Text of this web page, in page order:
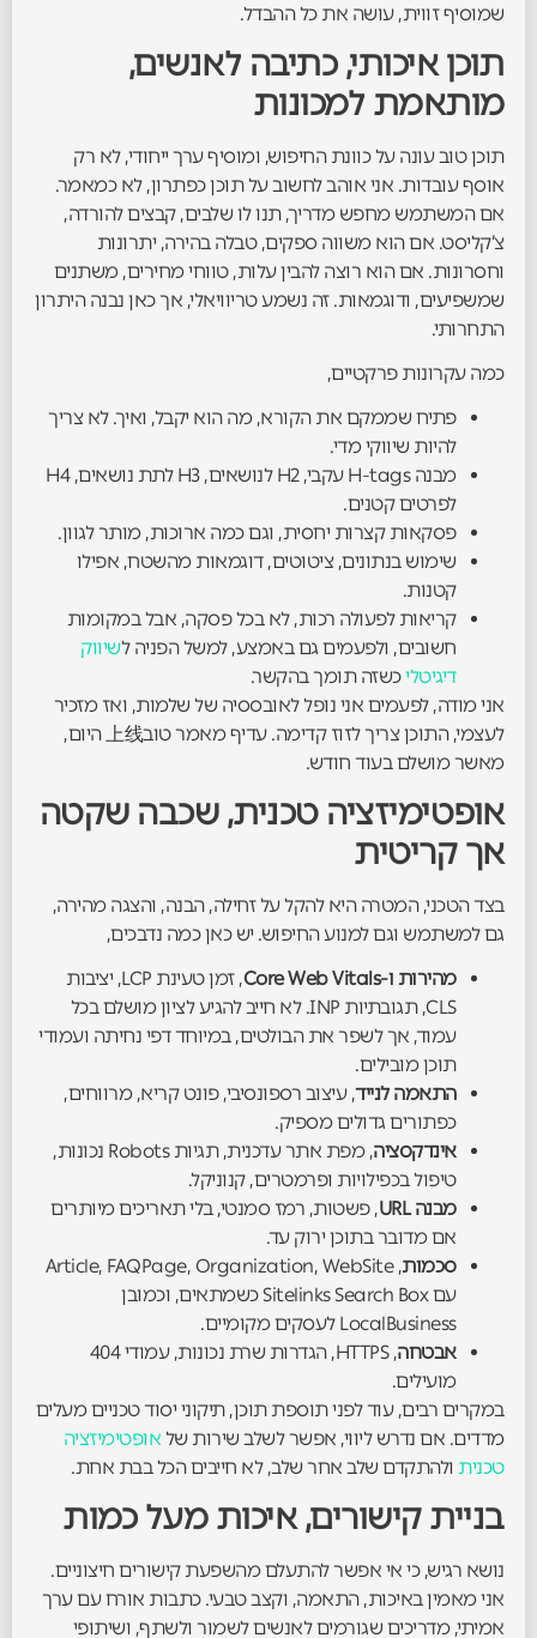
שמוסיף זווית, עושה את כל ההבדל.
תוכן איכותי, כתיבה לאנשים,
מותאמת למכונות
תוכן טוב עונה על כוונת החיפוש, ומוסיף ערך ייחודי, לא רק
אוסף עובדות. אני אוהב לחשוב על תוכן כפתרון, לא כמאמר.
אם המשתמש מחפש מדריך, תנו לו שלבים, קבצים להורדה,
צ’קליסט. אם הוא משווה ספקים, טבלה בהירה, יתרונות
וחסרונות. אם הוא רוצה להבין עלות, טווחי מחירים, משתנים
שמשפיעים, ודוגמאות. זה נשמע טריוויאלי, אך כאן נבנה היתרון
התחרותי.
כמה עקרונות פרקטיים,
פתיח שממקם את הקורא, מה הוא יקבל, ואיך. לא צריך
להיות שיווקי מדי.
מבנה H-tags עקבי, H2 לנושאים, H3 לתת נושאים, H4
לפרטים קטנים.
פסקאות קצרות יחסית, וגם כמה ארוכות, מותר לגוון.
שימוש בנתונים, ציטוטים, דוגמאות מהשטח, אפילו
קטנות.
קריאות לפעולה רכות, לא בכל פסקה, אבל במקומות
חשובים, ולפעמים גם באמצע, למשל הפניה לשיווק
דיגיטליכשזה תומך בהקשר.
אני מודה, לפעמים אני נופל לאובססיה של שלמות, ואז מזכיר
לעצמי, התוכן צריך לזוז קדימה. עדיף מאמר טוב上线 היום,
מאשר מושלם בעוד חודש.
אופטימיזציה טכנית, שכבה שקטה
אך קריטית
בצד הטכני, המטרה היא להקל על זחילה, הבנה, והצגה מהירה,
גם למשתמש וגם למנוע החיפוש. יש כאן כמה נדבכים,
מהירות ו-Core Web Vitals
, זמן טעינת LCP, יציבות
CLS, תגובתיות INP. לא חייב להגיע לציון מושלם בכל
עמוד, אך לשפר את הבולטים, במיוחד דפי נחיתה ועמודי
תוכן מובילים.
התאמה לנייד, עיצוב רספונסיבי, פונט קריא, מרווחים,
כפתורים גדולים מספיק.
אינדקסציה
, מפת אתר עדכנית, תגיות Robots נכונות,
טיפול בכפילויות ופרמטרים, קנוניקל.
מבנה URL
, פשטות, רמז סמנטי, בלי תאריכים מיותרים
אם מדובר בתוכן ירוק עד.
סכמות , Article, FAQPage, Organization, WebSite
עם Sitelinks Search Box כשמתאים, וכמובן
LocalBusiness לעסקים מקומיים.
אבטחה
, HTTPS, הגדרות שרת נכונות, עמודי 404
מועילים.
במקרים רבים, עוד לפני תוספת תוכן, תיקוני יסוד טכניים מעלים
מדדים. אם נדרש ליווי, אפשר לשלב שירות של אופטימיזציה
טכנית ולהתקדם שלב אחר שלב, לא חייבים הכל בבת אחת.
בניית קישורים, איכות מעל כמות
נושא רגיש, כי אי אפשר להתעלם מהשפעת קישורים חיצוניים.
אני מאמין באיכות, התאמה, וקצב טבעי. כתבות אורח עם ערך
אמיתי, מדריכים שגורמים לאנשים לשמור ולשתף, ושיתופי